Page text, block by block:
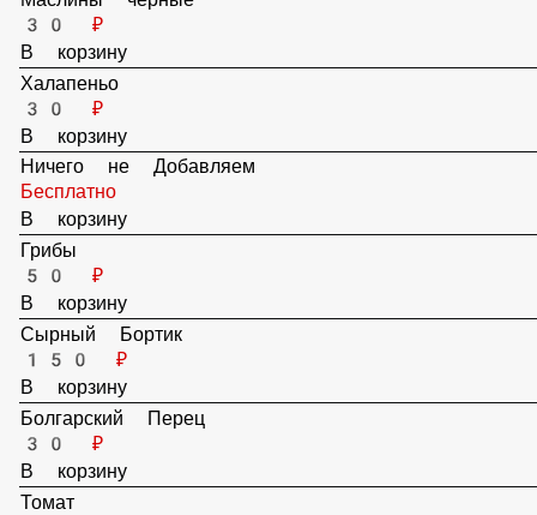
Маслины черные
30 ₽
В корзину
Халапеньо
30 ₽
В корзину
Ничего не Добавляем
Бесплатно
В корзину
Грибы
В корзину
150 ₽
В корзину